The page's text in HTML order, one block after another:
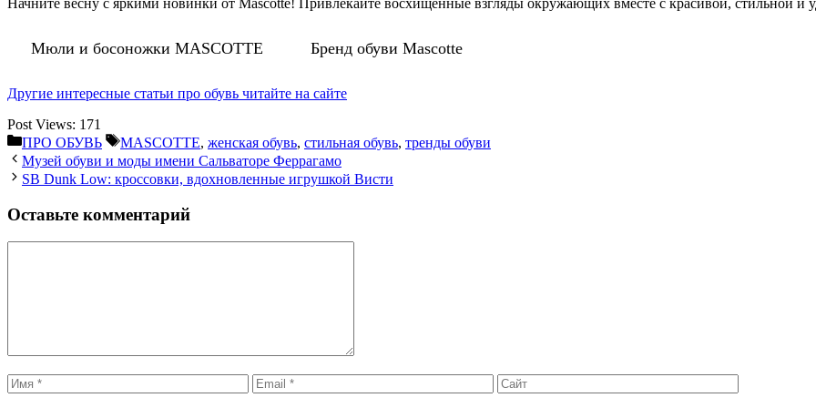
Начните весну с яркими новинки от Mascotte! Привлекайте восхищенные взгляды окружающих вместе с красивой, стильной и
Мюли и босоножки MASCOTTE Бренд обуви Mascotte
Другие интересные статьи про обувь читайте на сайте
Post Views: 171
Рубрики
ПРО ОБУВЬ Метки
MASCOTTE, женская обувь, стильная обувь, тренды обуви
Музей обуви и моды имени Сальваторе Феррагамо
SB Dunk Low: кроссовки, вдохновленные игрушкой Висти
Оставьте комментарий
Имя Email Сайт